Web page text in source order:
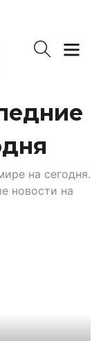
на сегодня.
новости на